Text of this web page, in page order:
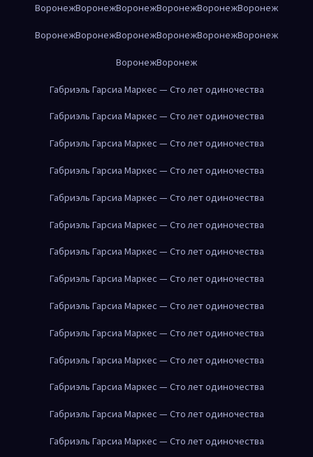
ВоронежВоронежВоронежВоронежВоронежВоронеж
ВоронежВоронежВоронежВоронежВоронежВоронеж
ВоронежВоронеж
Габриэль Гарсиа Маркес — Сто лет одиночества
Габриэль Гарсиа Маркес — Сто лет одиночества
Габриэль Гарсиа Маркес — Сто лет одиночества
Габриэль Гарсиа Маркес — Сто лет одиночества
Габриэль Гарсиа Маркес — Сто лет одиночества
Габриэль Гарсиа Маркес — Сто лет одиночества
Габриэль Гарсиа Маркес — Сто лет одиночества
Габриэль Гарсиа Маркес — Сто лет одиночества
Габриэль Гарсиа Маркес — Сто лет одиночества
Габриэль Гарсиа Маркес — Сто лет одиночества
Габриэль Гарсиа Маркес — Сто лет одиночества
Габриэль Гарсиа Маркес — Сто лет одиночества
Габриэль Гарсиа Маркес — Сто лет одиночества
Габриэль Гарсиа Маркес — Сто лет одиночества